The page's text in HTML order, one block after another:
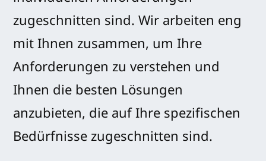
zugeschnitten sind. Wir arbeiten eng
mit Ihnen zusammen, um Ihre
Anforderungen zu verstehen und
Ihnen die besten Lösungen
anzubieten, die auf Ihre spezifischen
Bedürfnisse zugeschnitten sind.